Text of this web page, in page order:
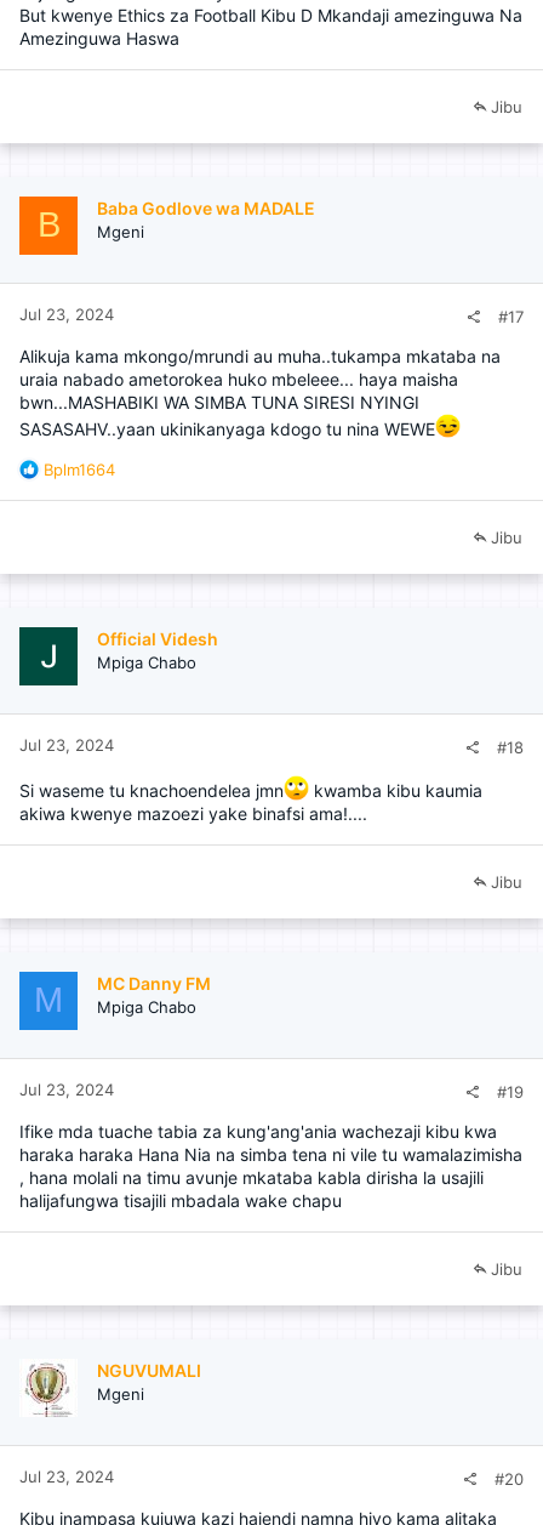
But kwenye Ethics za Football Kibu D Mkandaji amezinguwa Na
Amezinguwa Haswa
Jibu
B Baba Godlove wa MADALE
Mgeni
Jul 23, 2024 #17
Alikuja kama mkongo/mrundi au muha..tukampa mkataba na
uraia nabado ametorokea huko mbeleee... haya maisha
bwn...MASHABIKI WA SIMBA TUNA SIRESI NYINGI
SASASAHV..yaan ukinikanyaga kdogo tu nina WEWE
R
i
:
Bplm1664
Jibu
Official Videsh
Mpiga Chabo
Jul 23, 2024 #18
Si waseme tu knachoendelea jmn
kwamba kibu kaumia
akiwa kwenye mazoezi yake binafsi ama!....
Jibu
M MC Danny FM
Mpiga Chabo
Jul 23, 2024 #19
Ifike mda tuache tabia za kung'ang'ania wachezaji kibu kwa
haraka haraka Hana Nia na simba tena ni vile tu wamalazimisha
, hana molali na timu avunje mkataba kabla dirisha la usajili
halijafungwa tisajili mbadala wake chapu
Jibu
NGUVUMALI
Mgeni
Jul 23, 2024 #20
Kibu inampasa kujuwa kazi haiendi namna hiyo kama alitaka